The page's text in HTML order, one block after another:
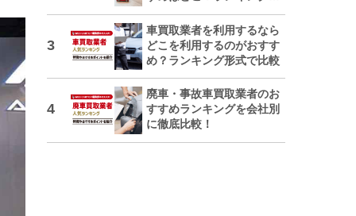
車買取業者を利用するなら
どこを利用するのがおすす
め？ランキング形式で比較
廃車・事故車買取業者のお
すすめランキングを会社別
に徹底比較！